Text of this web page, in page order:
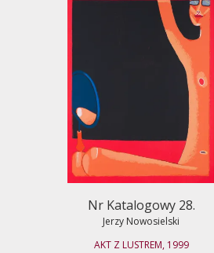
Nr Katalogowy 28.
Jerzy Nowosielski
AKT Z LUSTREM, 1999